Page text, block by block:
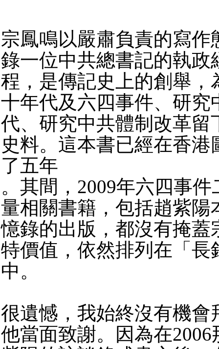
宗鳳鳴以嚴肅負責的寫作
錄一位中共總書記的執政
程，是傳記史上的創舉，
十年代及六四事件、研究
代、研究中共體制改革留
史料。這本書已經在香港
了五年
。其間，2009年六四事
量相關書籍，包括趙紫陽
憶錄的出版，都沒有掩蓋
特價值，依然排列在「長
中。
很遺憾，我始終沒有機會
他當面致謝。因為在